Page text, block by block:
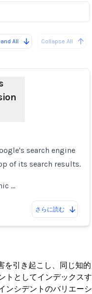
All Collapse All
search engine
of its search results.
…
さらに読む
を引き起こし、同じ知的
トとしてインデックスす
ンシデントのバリエーシ